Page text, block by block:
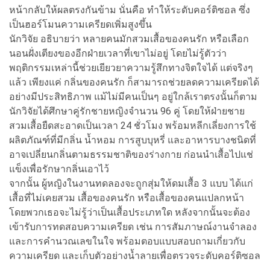
หน้ากลับให้ผลตรงกันข้าม นั่นคือ ทำให้ระดับคอร์ติซอล ซึ่ง
เป็นฮอร์โมนความเครียดเพิ่มสูงขึ้น
นักวิจัย อธิบายว่า หลายคนมักสวมเสื้อของคนรัก หรือเลือก
นอนฝั่งเตียงของอีกฝ่ายเวลาที่เขาไม่อยู่ โดยไม่รู้ตัวว่า
พฤติกรรมเหล่านี้ช่วยเยียวยาความรู้สึกทางจิตใจได้ แต่จริงๆ
แล้ว เพียงแค่ กลิ่นของคนรัก ก็สามารถช่วยลดความเครียดได้
อย่างมีประสิทธิภาพ แม้ไม่มีคนเป็นๆ อยู่ใกล้เราตรงนั้นก็ตาม
นักวิจัยได้ศึกษาคู่รักชายหญิงจำนวน 96 คู่ โดยให้ฝ่ายชาย
สวมเสื้อยืดสะอาดเป็นเวลา 24 ชั่วโมง พร้อมหลีกเลี่ยงการใช้
ผลิตภัณฑ์ที่มีกลิ่น น้ำหอม การสูบบุหรี่ และอาหารบางชนิดที่
อาจเปลี่ยนกลิ่นตามธรรมชาติของร่างกาย ก่อนนำเสื้อไปแช่
แข็งเพื่อรักษากลิ่นเอาไว้
จากนั้น ผู้หญิงในงานทดลองจะถูกสุ่มให้ดมเสื้อ 3 แบบ ได้แก่
เสื้อที่ไม่เคยสวม เสื้อของคนรัก หรือเสื้อของคนแปลกหน้า
โดยพวกเธอจะไม่รู้ว่าเป็นเสื้อประเภทใด หลังจากนั้นจะต้อง
เข้ารับการทดสอบความเครียด เช่น การสัมภาษณ์งานจำลอง
และการคำนวณเลขในใจ พร้อมตอบแบบสอบถามเกี่ยวกับ
ความเครียด และเก็บตัวอย่างน้ำลายเพื่อตรวจระดับคอร์ติซอล